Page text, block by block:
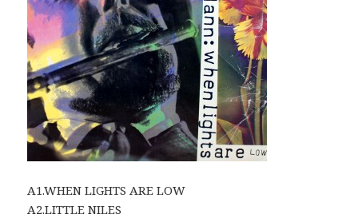
A1.WHEN LIGHTS ARE LOW
A2.LITTLE NILES